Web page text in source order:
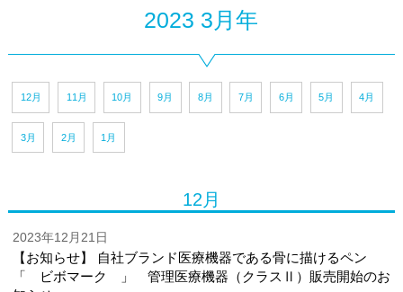
2023 3月年
12月 11月 10月 9月 8月 7月 6月 5月 4月
3月 2月 1月
12月
2023年12月21日
【お知らせ】 自社ブランド医療機器である骨に描けるペン
「 ビボマーク 」 管理医療機器（クラスⅡ）販売開始のお